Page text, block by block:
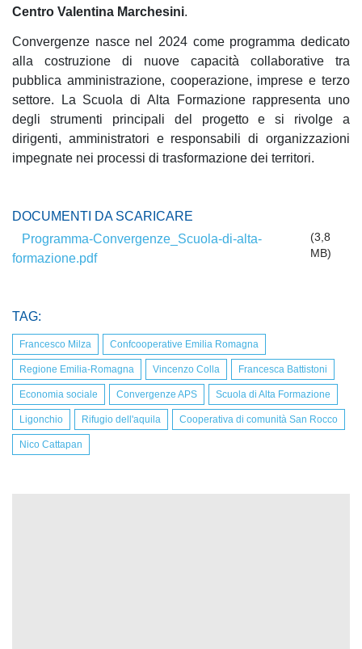
Centro Valentina Marchesini.
Convergenze nasce nel 2024 come programma dedicato
alla costruzione di nuove capacità collaborative tra
pubblica amministrazione, cooperazione, imprese e terzo
settore. La Scuola di Alta Formazione rappresenta uno
degli strumenti principali del progetto e si rivolge a
dirigenti, amministratori e responsabili di organizzazioni
impegnate nei processi di trasformazione dei territori.
DOCUMENTI DA SCARICARE
Programma-Convergenze_Scuola-di-alta-
formazione.pdf
(3,8
MB)
TAG:
Francesco Milza Confcooperative Emilia Romagna
Regione Emilia-Romagna Vincenzo Colla Francesca Battistoni
Economia sociale Convergenze APS Scuola di Alta Formazione
Ligonchio Rifugio dell'aquila Cooperativa di comunità San Rocco
Nico Cattapan